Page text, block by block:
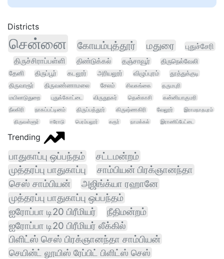
Districts
சென்னை கோயம்புத்தூர் மதுரை
புதுச்சேரி
திருச்சிராப்பள்ளி
திண்டுக்கல் தஞ்சாவூர்
திருநெல்வேலி
தேனி
திருப்பூர் கடலூர் அரியலூர் விழுப்புரம்
தூத்துக்குடி
திருவாரூர்
திருவண்ணாமலை சேலம் சிவகங்கை
தருமபுரி
மயிலாடுதுறை
புதுக்கோட்டை விருதுநகர் தென்காசி
கன்னியாகுமரி
நீலகிரி
நாகப்பட்டினம் திருப்பத்தூர் கிருஷ்ணகிரி வேலூர்
இராமநாதபுரம்
திருவள்ளூர்
ஈரோடு பெரம்பலூர் கரூர் நாமக்கல் இராணிப்பேட்டை
Trending
பாதுகாப்பு ஒப்பந்தம் சட்டமன்றம்
முத்தரப்பு பாதுகாப்பு
சாம்பியன் பிரக்ஞானந்தா
செஸ் சாம்பியன்
அஜிங்க்யா ரஹானே
முத்தரப்பு பாதுகாப்பு ஒப்பந்தம்
ஐரோப்பா டி20 பிரீமியர்
நீதிமன்றம்
ஐரோப்பா டி20 பிரீமியர் லீக்கில்
பிளிட்ஸ் செஸ் பிரக்ஞானந்தா சாம்பியன்
செயின்ட் லூயிஸ் ரேப்பிட் பிளிட்ஸ் செஸ்